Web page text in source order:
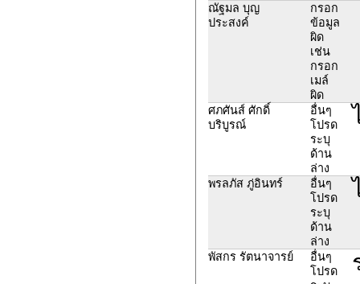
ณัฐมล บุญ
ประสงค์
กรอก
ข้อมูล
ผิด
เช่น
กรอก
เมล์
ผิด
ศภศันส์ ศักดิ์
บริบูรณ์
อื่นๆ
โปรด
ระบุ
ด้าน
ล่าง
พรลภัส ภู่อินทร์
อื่นๆ
โปรด
ระบุ
ด้าน
ล่าง
พัสกร รัตนาจารย์
อื่นๆ
โปรด